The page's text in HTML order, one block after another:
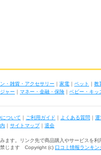
・雑貨・アクセサリー ｜ 家電 ｜ ペット ｜ 教
ャー ｜ マネー・金融・保険 ｜ ベビー・キッ
ついて ｜ ご利用ガイド ｜ よくある質問 ｜ 運
｜ サイトマップ｜ 退会
ます。リンク先で商品購入やサービスを利
禁じます Copyright (c) 口コミ情報ランキ